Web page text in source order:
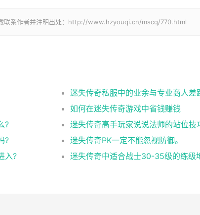
联系作者并注明出处：http://www.hzyouqi.cn/mscq/770.html
迷失传奇私服中的业余与专业商人差
如何在迷失传奇游戏中省钱赚钱
?
迷失传奇高手玩家说说法师的站位技
?
迷失传奇PK一定不能忽视防御。
入?
迷失传奇中适合战士30-35级的练级